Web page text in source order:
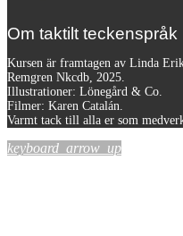
Om taktilt teckenspråk
Kursen är framtagen av Linda
Remgren Nkcdb, 2025.
Illustrationer: Lönegård & Co.
Filmer: Karen Catalán.
Varmt tack till alla er som
keyboard_arrow_up